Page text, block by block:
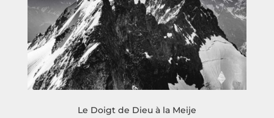
Le Doigt de Dieu à la Meije